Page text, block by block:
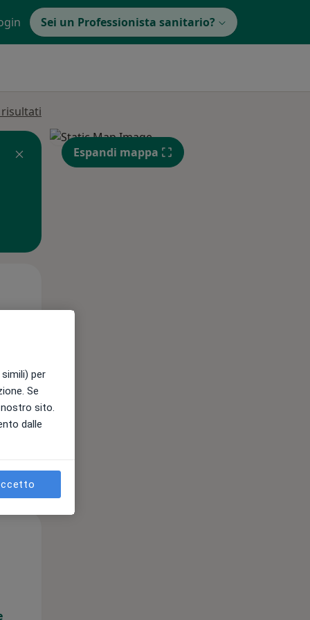
Sei un Professionista sanitario?
Espandi mappa
per
Se
sito.
dalle